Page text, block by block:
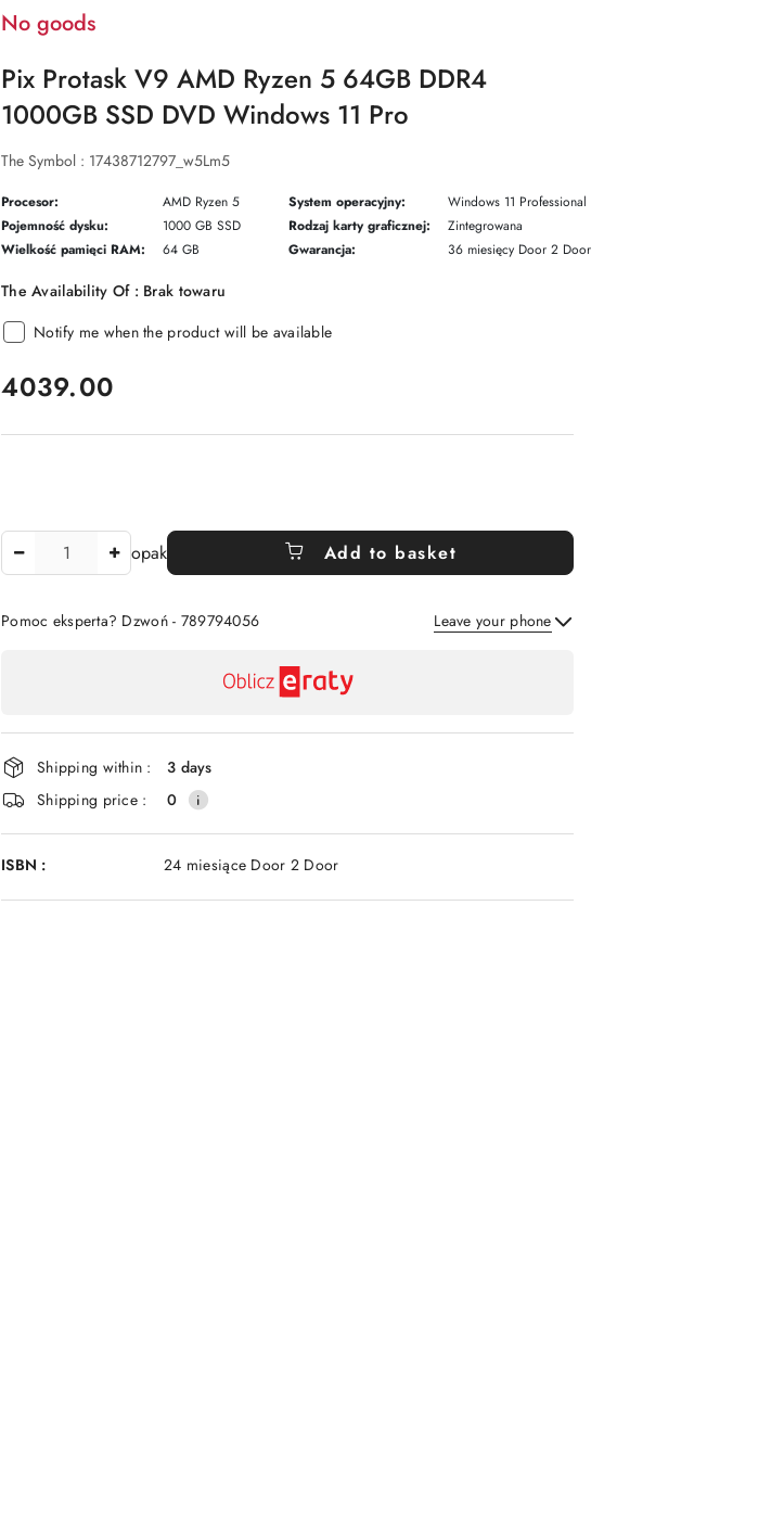
No goods
Pix Protask V9 AMD Ryzen 5 64GB DDR4
1000GB SSD DVD Windows 11 Pro
The Symbol : 17438712797_w5Lm5
Procesor: AMD Ryzen 5 System operacyjny:
Windows 11 Professional
Pojemność dysku:
1000 GB SSD Rodzaj karty graficznej:
Zintegrowana
Wielkość pamięci RAM:
64 GB Gwarancja: 36 miesięcy Door 2 Door
The Availability Of : Brak towaru
Notify me when the product will be available
price:
4039.00
Amount
opak Add to basket
Pomoc eksperta? Dzwoń - 789794056 Leave your phone
and
delivery
Shipping within :
3 days
Shipping price :
0
ISBN : 24 miesiące Door 2 Door